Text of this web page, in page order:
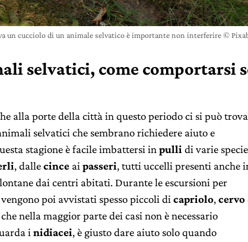
un cucciolo di un animale selvatico è importante non interferire ©
selvatici, come comportarsi
alla porte della città in questo periodo ci si può
selvatici che sembrano richiedere aiuto e
stagione è facile imbattersi in pulli di varie
, dallecince ai passeri, tutti uccelli presenti anche
dai centri abitati. Durante le escursioni per
poi avvistati spesso piccoli di capriolo,cervo
nella maggior parte dei casi non è necessario
i nidiacei, è giusto dare aiuto solo quando